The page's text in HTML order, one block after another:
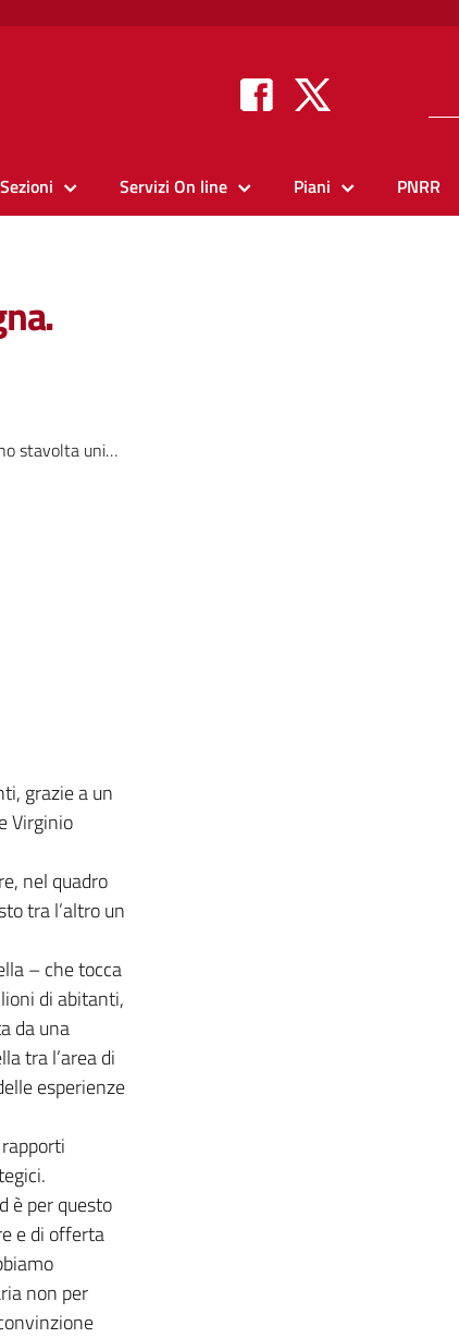
Sezioni Servizi On line Piani PNRR
e Bologna. Nardella e Merola siglano accordo
grazie a un
Virginio
nel quadro
tra l’altro un
– che tocca
di abitanti,
da una
tra l’area di
esperienze
è per questo
e di offerta
non per